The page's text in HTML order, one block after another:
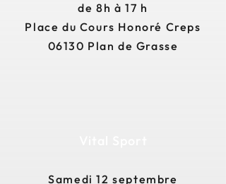
de 8h à 17 h
Place du Cours Honoré Creps
06130 Plan de Grasse
Samedi 12 septembre